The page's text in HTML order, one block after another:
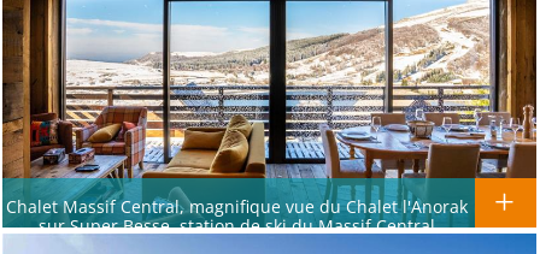
Chalet Massif Central, magnifique vue du Chalet l'Anorak
sur Super Besse, station de ski du Massif Central